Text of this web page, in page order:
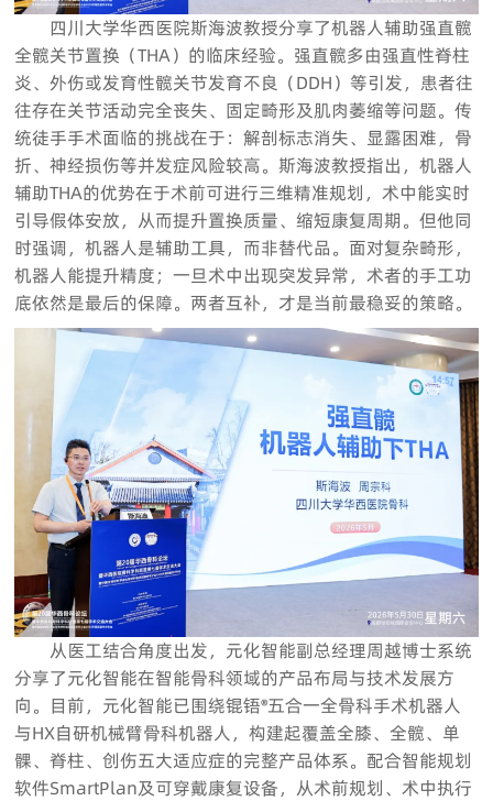
四川大学华西医院斯海波教授分享了机器人辅助强直髋
全髋关节置换（THA）的临床经验。强直髋多由强直性脊柱
炎、外伤或发育性髋关节发育不良（DDH）等引发，患者往
往存在关节活动完全丧失、固定畸形及肌肉萎缩等问题。传
统徒手手术面临的挑战在于：解剖标志消失、显露困难，骨
折、神经损伤等并发症风险较高。斯海波教授指出，机器人
辅助THA的优势在于术前可进行三维精准规划，术中能实时
引导假体安放，从而提升置换质量、缩短康复周期。但他同
时强调，机器人是辅助工具，而非替代品。面对复杂畸形，
机器人能提升精度；一旦术中出现突发异常，术者的手工功
底依然是最后的保障。两者互补，才是当前最稳妥的策略。
从医工结合角度出发，元化智能副总经理周越博士系统
分享了元化智能在智能骨科领域的产品布局与技术发展方
向。目前，元化智能已围绕锟铻®五合一全骨科手术机器人
与HX自研机械臂骨科机器人，构建起覆盖全膝、全髋、单
髁、脊柱、创伤五大适应症的完整产品体系。配合智能规划
软件SmartPlan及可穿戴康复设备，从术前规划、术中执行